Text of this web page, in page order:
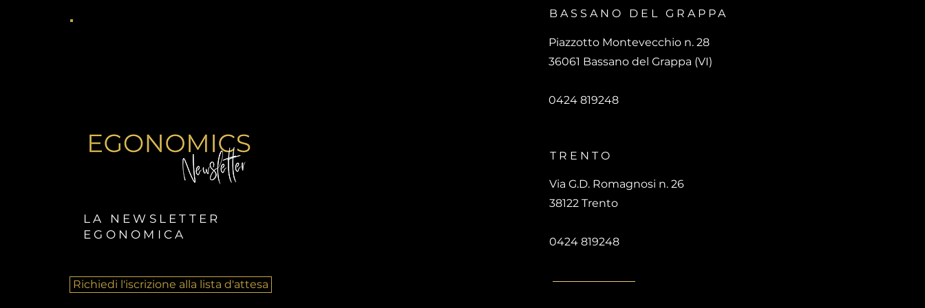
LA NEWSLETTER
EGONOMICA
Richiedi l'iscrizione alla lista d'attesa
BASSANO DEL GRAPPA
Piazzotto Montevecchio n. 28
36061 Bassano del Grappa (VI)
0424 819248
TRENTO
Via G.D. Romagnosi n. 26
38122 Trento
0424 819248